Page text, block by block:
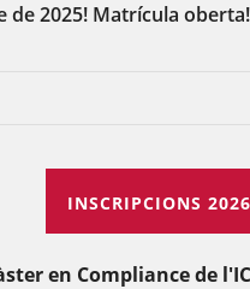
de 2025! Matrícula oberta!
INSCRIPCIONS
en Compliance de